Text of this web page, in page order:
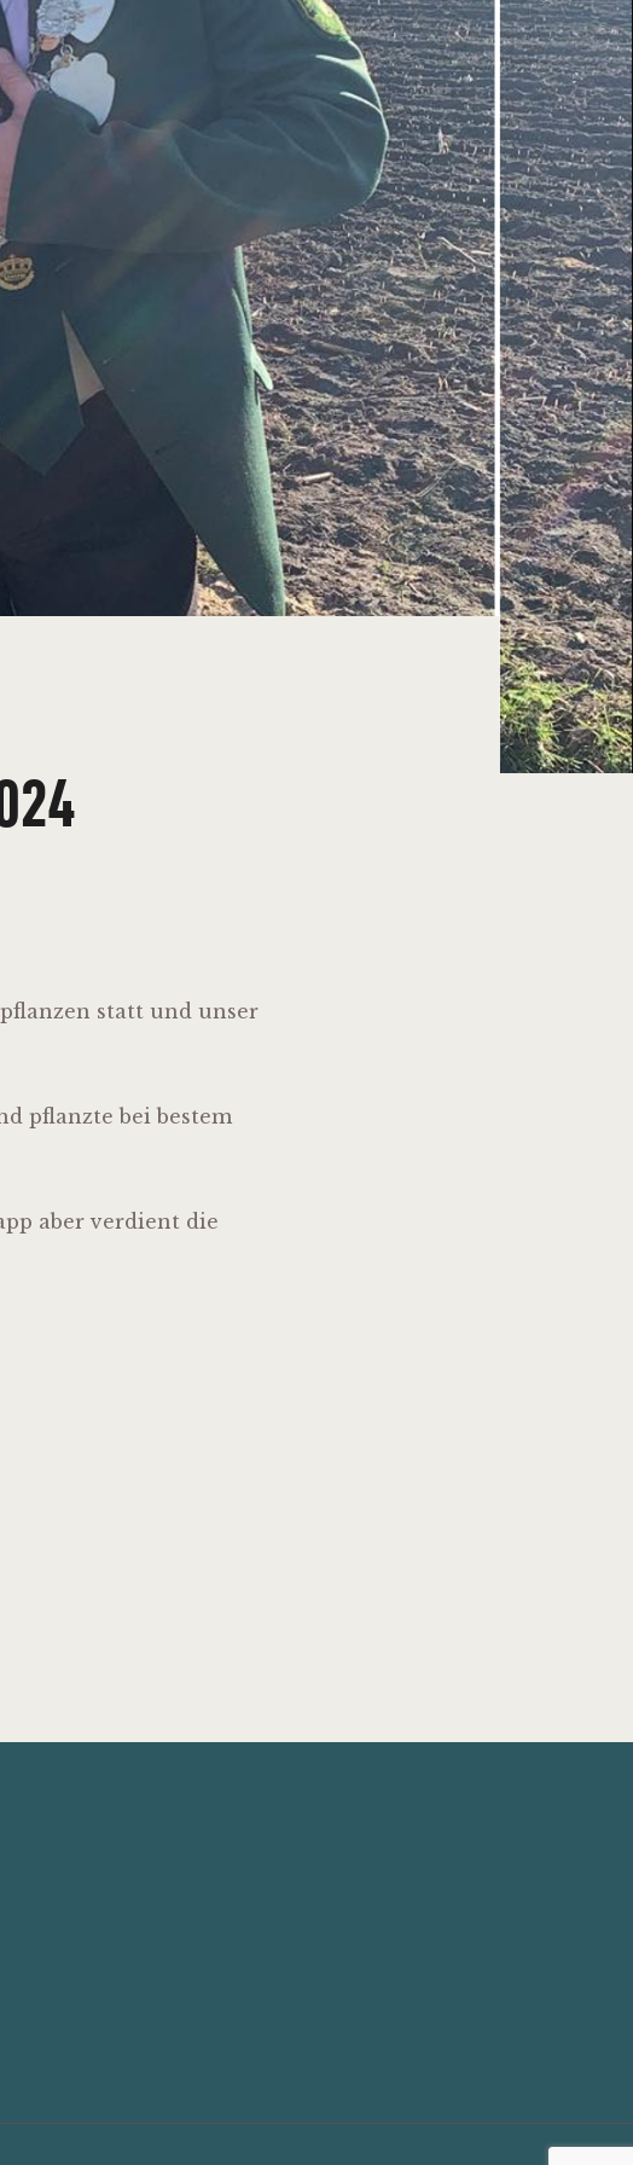
statt und unser
pflanzte bei bestem
aber verdient die